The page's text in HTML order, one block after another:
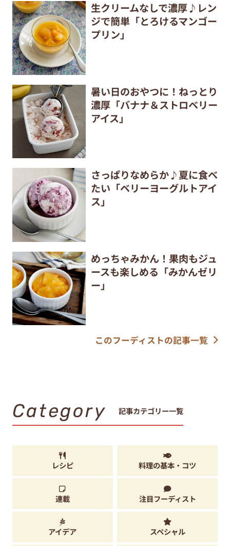
生クリームなしで濃厚♪レン
ジで簡単「とろけるマンゴー
プリン」
暑い日のおやつに！ねっとり
濃厚「バナナ＆ストロベリー
アイス」
さっぱりなめらか♪夏に食べ
たい「ベリーヨーグルトアイ
ス」
めっちゃみかん！果肉もジュ
ースも楽しめる「みかんゼリ
ー」
このフーディストの記事一覧
Category 記事カテゴリー一覧
レシピ 料理の基本・コツ
連載 注目フーディスト
アイデア スペシャル